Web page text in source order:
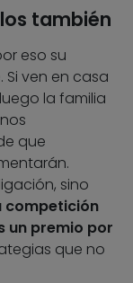
también
eso su
ven en casa
la familia
que
sino
competición
un premio por
que no